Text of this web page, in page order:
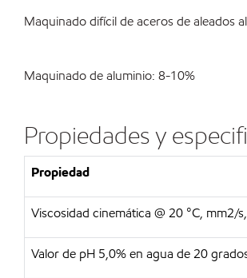
Maquinado difícil de aceros de aleados
Maquinado de aluminio: 8-10%
Propiedades y
Propiedad
Viscosidad cinemática @ 20 °C, mm2/
Valor de pH 5,0% en agua de 20